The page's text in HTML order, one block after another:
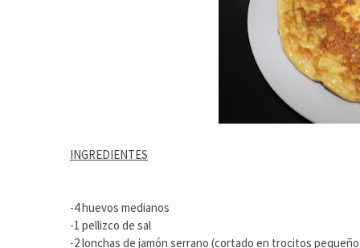
INGREDIENTES
-4 huevos medianos
-1 pellizco de sal
-2 lonchas de jamón serrano (cortado en trocitos